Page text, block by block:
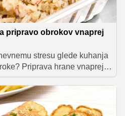
pripravo obrokov vnaprej
stresu glede kuhanja
Priprava hrane vnaprej je
recepti si lahko
in hranljive obroke, ki
skozi cel teden. Meal
izognete nezdravim